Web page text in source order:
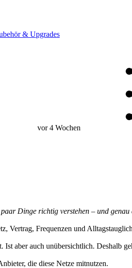
& Upgrades
vor 4 Wochen
Dinge richtig verstehen – und
Vertrag, Frequenzen und
aber auch unübersichtlich. Deshalb
die diese Netze mitnutzen.